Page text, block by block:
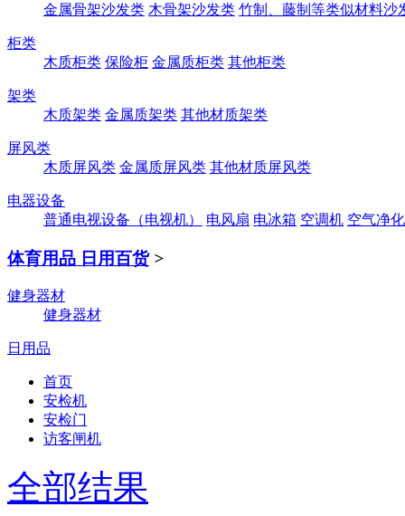
金属骨架沙发类 木骨架沙发类 竹制、藤制等类似材料沙
柜类
木质柜类 保险柜 金属质柜类 其他柜类
架类
木质架类 金属质架类 其他材质架类
屏风类
木质屏风类 金属质屏风类 其他材质屏风类
电器设备
普通电视设备（电视机）
电风扇 电冰箱 空调机 空气净
体育用品 日用百货 >
健身器材
健身器材
日用品
首页
安检机
安检门
访客闸机
全部结果